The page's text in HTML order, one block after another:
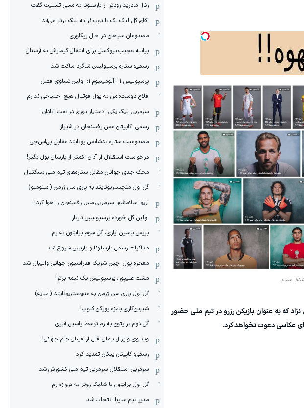
شده است.
که به عنوان بازیکن رزرو در تیم ملی حضور
عکاسی دعوت نخواهد کرد.
رئال مادرید زودتر از بارسلونا به مسی تسلیت گفت
آقای گل لیگ یک با توپ پُر به لیگ برتر می‌آید
مصدومان سپاهان در حال ریکاوری
بیانیه عجیب نیوکسل برای انتقال گیمارش به آرسنال
رسمی: ستاره پرسپولیس شاگرد ساکت شد
پرسپولیس 1 - آلومینیوم 1: اولین تساوی فصل
فلاح دوست: من به پول فوتبال هیچ احتیاجی ندارم
سرمربی لیگ یکی، دستیار نوری در نفت آبادان
رسمی: کاپیتان مس رفسنجان در شیراز
مصدومیت ستاره بدشانس یونایتد مقابل پی‌اس‌جی
درخواست استقلال از آدان: کمتر از پارسال پول بگیر!
محک جدی ‌جوانان مقابل ستاره‌های تیم ملی بسکتبال
گل اول منچستریونایتد به پاری سن ژرمن (امبئومبو)
آریو اسلامشهر سرمربی مس رفسنجان را هوا کرد!
اولین گل خورده پرسپولیسِ تارتار
بریس یاسین آیاری، گل سوم برایتون به رم
مذاکرات رسمی بارسلونا و پاریس شروع شد
معجزه پول: چین شریک فدراسیون جهانی والیبال شد
مشت علیپور، پرسپولیس یک نیمه برتر!
گل اول پاری سن ژرمن به منچستریونایتد (امبایه)
شیرین‌کاری بامزه یورگن کلوپ!
گل دوم برایتون به رم توسط یاسین آیاری
ویدیوی وایرال یامال قبل از فینال جام جهانی!
رسمی: کاپیتان پیکان تمدید کرد
سرمربی استقلال سرمربی تیم ملی کشورش شد
گل اول برایتون با شلیک روتر به دروازه رم
مدیر تیم سایپا انتخاب شد